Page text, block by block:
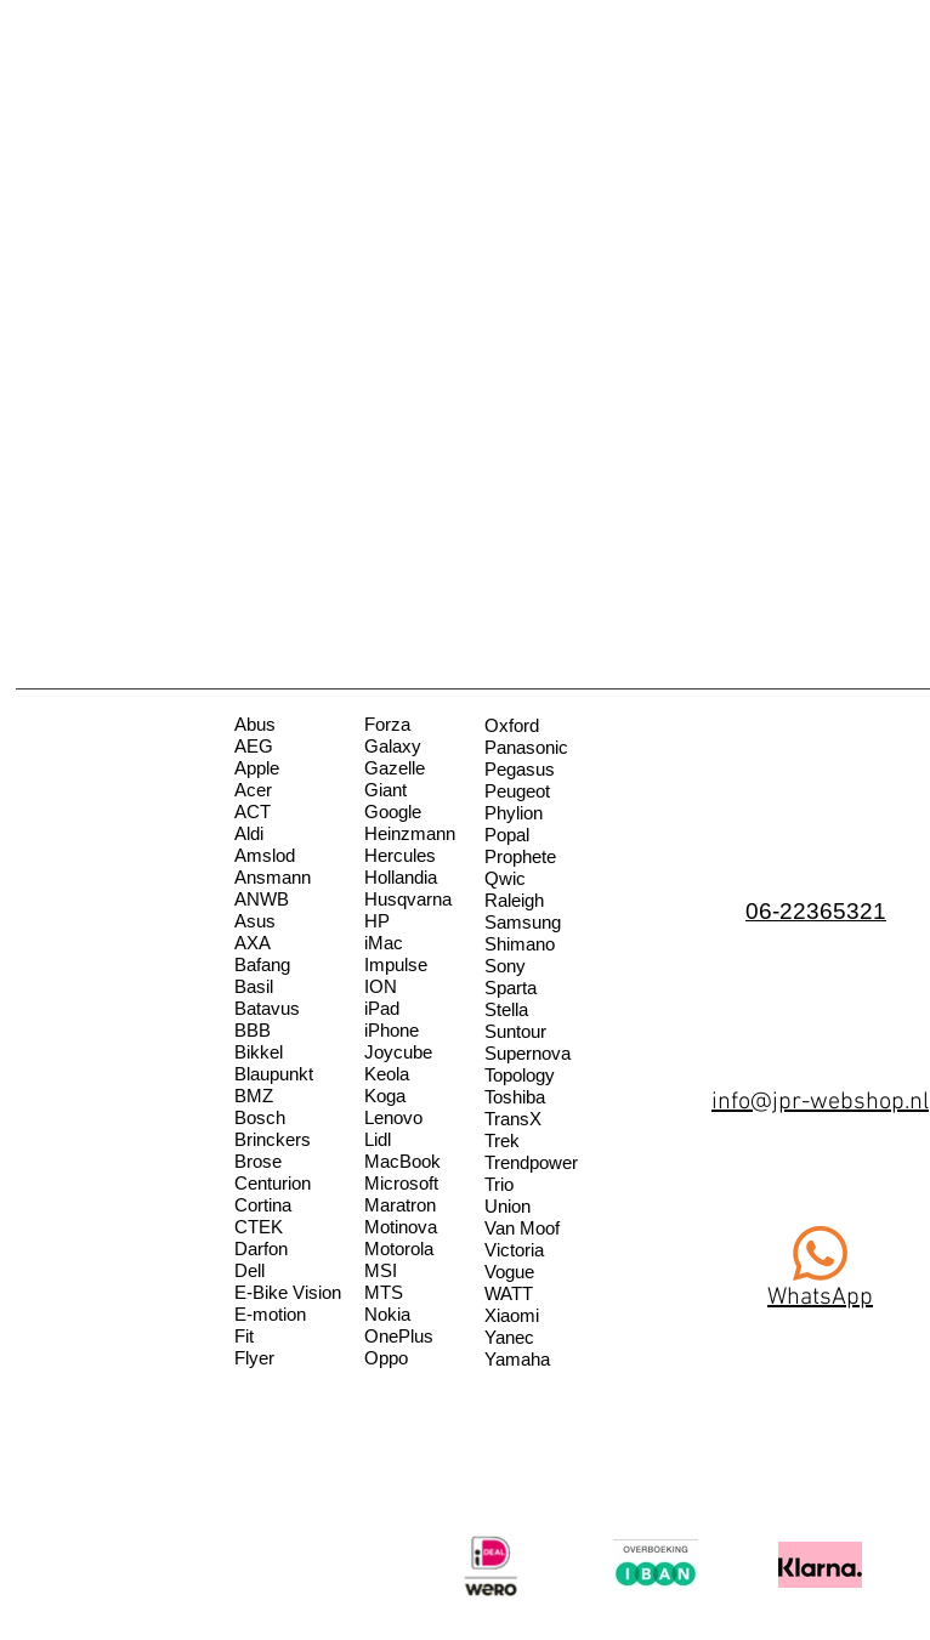
Abus
AEG
Apple
Acer
ACT
Aldi
Amslod
Ansmann
ANWB
Asus
AXA
Bafang
Basil
Batavus
BBB
Bikkel
Blaupunkt
BMZ
Bosch
Brinckers
Brose
Centurion
Cortina
CTEK
Darfon
Dell
E-Bike Vision
E-motion
Fit
Flyer
Forza
Galaxy
Gazelle
Giant
Google
Heinzmann
Hercules
Hollandia
Husqvarna
HP
iMac
Impulse
ION
iPad
iPhone
Joycube
Keola
Koga
Lenovo
Lidl
MacBook
Microsoft
Maratron
Motinova
Motorola
MSI
MTS
Nokia
OnePlus
Oppo
Oxford
Panasonic
Pegasus
Peugeot
Phylion
Popal
Prophete
Qwic
Raleigh
Samsung
Shimano
Sony
Sparta
Stella
Suntour
Supernova
Topology
Toshiba
TransX
Trek
Trendpower
Trio
Union
Van Moof
Victoria
Vogue
WATT
Xiaomi
Yanec
Yamaha
06-22365321
info@jpr-webshop.nl
WhatsApp